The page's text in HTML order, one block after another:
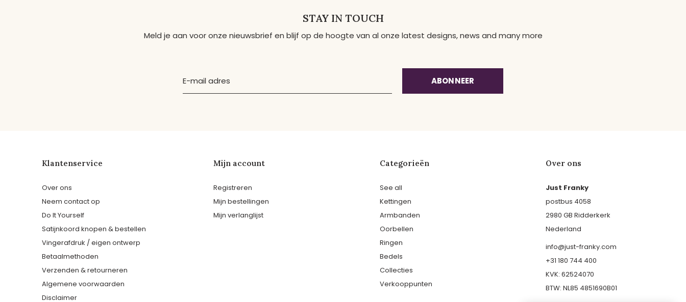
STAY IN TOUCH
Meld je aan voor onze nieuwsbrief en blijf op de hoogte van al onze latest designs, news and many more
ABONNEER
Klantenservice
Over ons
Neem contact op
Do It Yourself
Satijnkoord knopen & bestellen
Vingerafdruk / eigen ontwerp
Betaalmethoden
Verzenden & retourneren
Algemene voorwaarden
Disclaimer
Mijn account
Registreren
Mijn bestellingen
Mijn verlanglijst
Categorieën
See all
Kettingen
Armbanden
Oorbellen
Ringen
Bedels
Collecties
Verkooppunten
Over ons
Just Franky
postbus 4058
2980 GB Ridderkerk
Nederland
info@just-franky.com
+31 180 744 400
KVK: 62524070
BTW: NL85 4851690B01